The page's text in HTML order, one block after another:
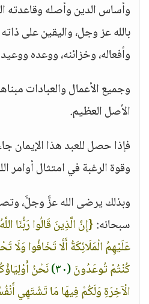
وأساس الدين وأصله وقاعدته
بالله عز وجل، واليقين على
وأفعاله، وخزائنه، ووعده
وجميع الأعمال والعبادات
الأصل العظيم.
فإذا حصل للعبد هذا الإيمان
وقوة الرغبة في امتثال أوامر
وبذلك يرضى الله عزَّ وجلَّ،
سبحانه:{إِنَّ الَّذِينَ قَالُوا رَبُّنَا
عَلَيْهِمُ الْمَلَائِكَةُ أَلَّا تَخَافُوا وَلَا
كُنْتُمْ تُوعَدُونَ(٣٠)
نَحْنُ
الْآخِرَةِ وَلَكُمْ فِيهَا مَا تَشْتَهِي